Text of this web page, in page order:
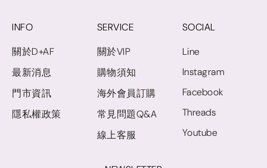
INFO
關於D+AF
最新消息
門市資訊
隱私權政策
SERVICE
關於VIP
購物須知
海外會員訂購
常見問題Q&A
線上客服
SOCIAL
Line
Instagram
Facebook
Threads
Youtube